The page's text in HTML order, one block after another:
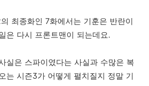
최종화인 7화에서는 기훈은 반란이
은 다시 프론트맨이 되는데요.
실은 스파이였다는 사실과 수많은 복
는 시즌3가 어떻게 펼치질지 정말 기